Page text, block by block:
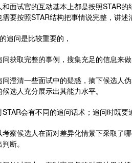
面试官的互动基本上都是按照STAR
要按照STAR结构把事情说完整，讲述
追问是比较重要的，
获取完整的事例，搜集充足的信息来做
澄清一些面试中的疑惑，摘下候选人
选人充分展示出其能力水平。
会有不同的追问话术；追问时既要
察候选人在面对差异化情景下采取了
断。